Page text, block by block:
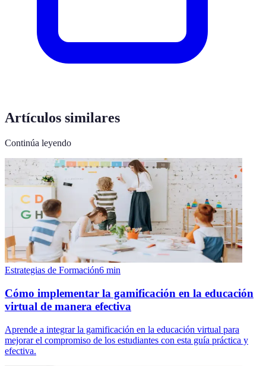
Artículos similares
Continúa leyendo
Estrategias de Formación6 min
Cómo implementar la gamificación en la educación
virtual de manera efectiva
Aprende a integrar la gamificación en la educación virtual para
mejorar el compromiso de los estudiantes con esta guía práctica y
efectiva.